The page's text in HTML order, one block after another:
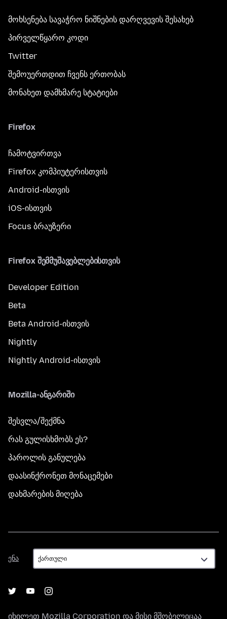
მოხსენება სავაჭრო ნიშნების დარღვევის შესახებ
პირველწყარო კოდი
Twitter
შემოუერთდით ჩვენს ერთობას
მონახეთ დამხმარე სტატიები
Firefox
ჩამოტვირთვა
Firefox კომპიუტერისთვის
Android-ისთვის
iOS-ისთვის
Focus ბრაუზერი
Firefox შემმუშავებლებისთვის
Developer Edition
Beta
Beta Android-ისთვის
Nightly
Nightly Android-ისთვის
Mozilla-ანგარიში
შესვლა/შექმნა
რას გულისხმობს ეს?
პაროლის განულება
დაასინქრონეთ მონაცემები
დახმარების მიღება
ენა
ენა
იხილეთ Mozilla Corporation და მისი მშობელიცაა